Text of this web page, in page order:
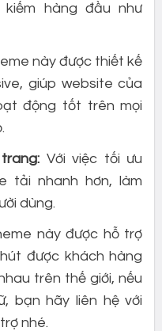
hàng đầu như
này được thiết kế
giúp website của
động tốt trên mọi
Với việc tối ưu
tải nhanh hơn, làm
dùng.
này được hỗ trợ
được khách hàng
trên thế giới, nếu
bạn hãy liên hệ với
nhé.